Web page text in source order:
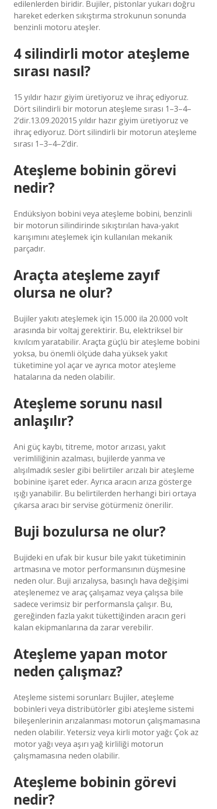
edilenlerden biridir. Bujiler, pistonlar yukarı doğru
hareket ederken sıkıştırma strokunun sonunda
benzinli motoru ateşler.
4 silindirli motor ateşleme
sırası nasıl?
15 yıldır hazır giyim üretiyoruz ve ihraç ediyoruz.
Dört silindirli bir motorun ateşleme sırası 1–3–4–
2’dir.13.09.202015 yıldır hazır giyim üretiyoruz ve
ihraç ediyoruz. Dört silindirli bir motorun ateşleme
sırası 1–3–4–2’dir.
Ateşleme bobinin görevi
nedir?
Endüksiyon bobini veya ateşleme bobini, benzinli
bir motorun silindirinde sıkıştırılan hava-yakıt
karışımını ateşlemek için kullanılan mekanik
parçadır.
Araçta ateşleme zayıf
olursa ne olur?
Bujiler yakıtı ateşlemek için 15.000 ila 20.000 volt
arasında bir voltaj gerektirir. Bu, elektriksel bir
kıvılcım yaratabilir. Araçta güçlü bir ateşleme bobini
yoksa, bu önemli ölçüde daha yüksek yakıt
tüketimine yol açar ve ayrıca motor ateşleme
hatalarına da neden olabilir.
Ateşleme sorunu nasıl
anlaşılır?
Ani güç kaybı, titreme, motor arızası, yakıt
verimliliğinin azalması, bujilerde yanma ve
alışılmadık sesler gibi belirtiler arızalı bir ateşleme
bobinine işaret eder. Ayrıca aracın arıza gösterge
ışığı yanabilir. Bu belirtilerden herhangi biri ortaya
çıkarsa aracı bir servise götürmeniz önerilir.
Buji bozulursa ne olur?
Bujideki en ufak bir kusur bile yakıt tüketiminin
artmasına ve motor performansının düşmesine
neden olur. Buji arızalıysa, basınçlı hava değişimi
ateşlenemez ve araç çalışamaz veya çalışsa bile
sadece verimsiz bir performansla çalışır. Bu,
gereğinden fazla yakıt tükettiğinden aracın geri
kalan ekipmanlarına da zarar verebilir.
Ateşleme yapan motor
neden çalışmaz?
Ateşleme sistemi sorunları: Bujiler, ateşleme
bobinleri veya distribütörler gibi ateşleme sistemi
bileşenlerinin arızalanması motorun çalışmamasına
neden olabilir. Yetersiz veya kirli motor yağı: Çok az
motor yağı veya aşırı yağ kirliliği motorun
çalışmamasına neden olabilir.
Ateşleme bobinin görevi
nedir?